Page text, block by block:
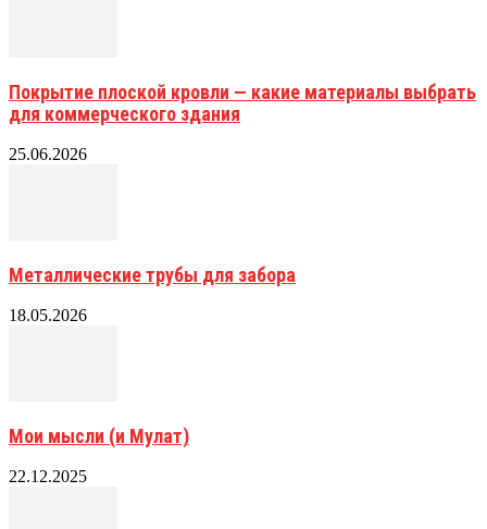
Покрытие плоской кровли — какие материалы выбрать
для коммерческого здания
25.06.2026
Металлические трубы для забора
18.05.2026
Мои мысли (и Мулат)
22.12.2025